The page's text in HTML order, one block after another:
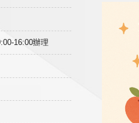
16:00辦理